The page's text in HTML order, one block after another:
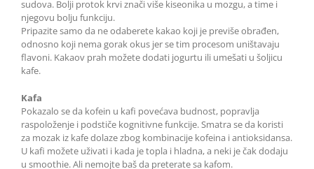
sudova. Bolji protok krvi znači više kiseonika u mozgu, a time i
njegovu bolju funkciju.
Pripazite samo da ne odaberete kakao koji je previše obrađen,
odnosno koji nema gorak okus jer se tim procesom uništavaju
flavoni. Kakaov prah možete dodati jogurtu ili umešati u šoljicu
kafe.
Kafa
Pokazalo se da kofein u kafi povećava budnost, popravlja
raspoloženje i podstiče kognitivne funkcije. Smatra se da koristi
za mozak iz kafe dolaze zbog kombinacije kofeina i antioksidansa.
U kafi možete uživati i kada je topla i hladna, a neki je čak dodaju
u smoothie. Ali nemojte baš da preterate sa kafom.